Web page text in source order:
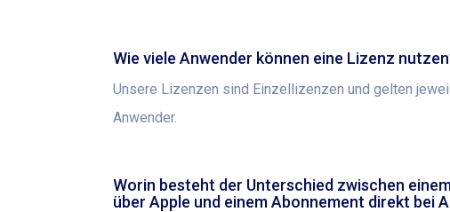
Wie viele Anwender können eine Lizenz
Unsere Lizenzen sind Einzellizenzen und gelten
Anwender.
Worin besteht der Unterschied zwischen
über Apple und einem Abonnement direkt bei